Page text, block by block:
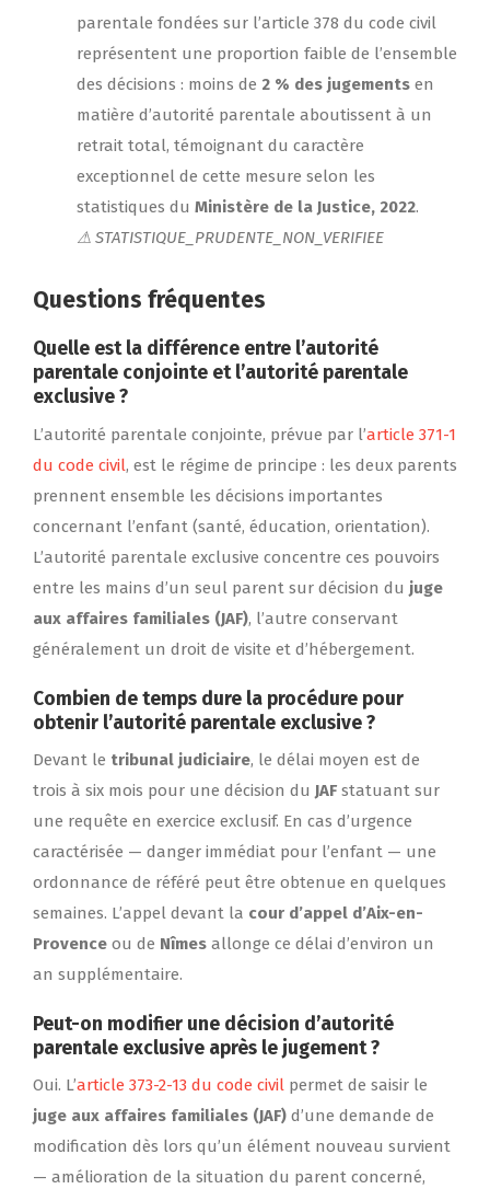
parentale fondées sur l’article 378 du code civil
représentent une proportion faible de l’ensemble
des décisions : moins de 2 % des jugements en
matière d’autorité parentale aboutissent à un
retrait total, témoignant du caractère
exceptionnel de cette mesure selon les
statistiques du Ministère de la Justice, 2022.
⚠ STATISTIQUE_PRUDENTE_NON_VERIFIEE
Questions fréquentes
Quelle est la différence entre l’autorité
parentale conjointe et l’autorité parentale
exclusive ?
L’autorité parentale conjointe, prévue par l’article 371-1
du code civil, est le régime de principe : les deux parents
prennent ensemble les décisions importantes
concernant l’enfant (santé, éducation, orientation).
L’autorité parentale exclusive concentre ces pouvoirs
entre les mains d’un seul parent sur décision du juge
aux affaires familiales (JAF), l’autre conservant
généralement un droit de visite et d’hébergement.
Combien de temps dure la procédure pour
obtenir l’autorité parentale exclusive ?
Devant le tribunal judiciaire, le délai moyen est de
trois à six mois pour une décision du JAF statuant sur
une requête en exercice exclusif. En cas d’urgence
caractérisée — danger immédiat pour l’enfant — une
ordonnance de référé peut être obtenue en quelques
semaines. L’appel devant la cour d’appel d’Aix-en-
Provence ou de Nîmes allonge ce délai d’environ un
an supplémentaire.
Peut-on modifier une décision d’autorité
parentale exclusive après le jugement ?
Oui. L’article 373-2-13 du code civil permet de saisir le
juge aux affaires familiales (JAF) d’une demande de
modification dès lors qu’un élément nouveau survient
— amélioration de la situation du parent concerné,